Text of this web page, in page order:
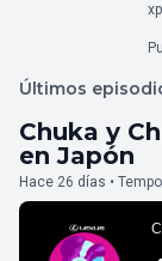
Últimos
Chuka y
en Japón
Hace 26 días •